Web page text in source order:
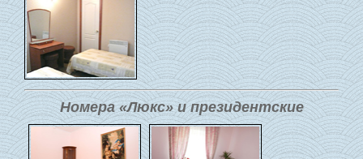
Номера «Люкс» и президентские